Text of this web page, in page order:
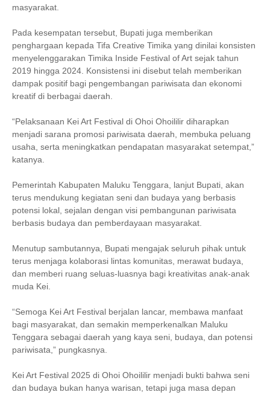
masyarakat.
Pada kesempatan tersebut, Bupati juga memberikan
penghargaan kepada Tifa Creative Timika yang dinilai konsisten
menyelenggarakan Timika Inside Festival of Art sejak tahun
2019 hingga 2024. Konsistensi ini disebut telah memberikan
dampak positif bagi pengembangan pariwisata dan ekonomi
kreatif di berbagai daerah.
“Pelaksanaan Kei Art Festival di Ohoi Ohoililir diharapkan
menjadi sarana promosi pariwisata daerah, membuka peluang
usaha, serta meningkatkan pendapatan masyarakat setempat,”
katanya.
Pemerintah Kabupaten Maluku Tenggara, lanjut Bupati, akan
terus mendukung kegiatan seni dan budaya yang berbasis
potensi lokal, sejalan dengan visi pembangunan pariwisata
berbasis budaya dan pemberdayaan masyarakat.
Menutup sambutannya, Bupati mengajak seluruh pihak untuk
terus menjaga kolaborasi lintas komunitas, merawat budaya,
dan memberi ruang seluas-luasnya bagi kreativitas anak-anak
muda Kei.
“Semoga Kei Art Festival berjalan lancar, membawa manfaat
bagi masyarakat, dan semakin memperkenalkan Maluku
Tenggara sebagai daerah yang kaya seni, budaya, dan potensi
pariwisata,” pungkasnya.
Kei Art Festival 2025 di Ohoi Ohoililir menjadi bukti bahwa seni
dan budaya bukan hanya warisan, tetapi juga masa depan